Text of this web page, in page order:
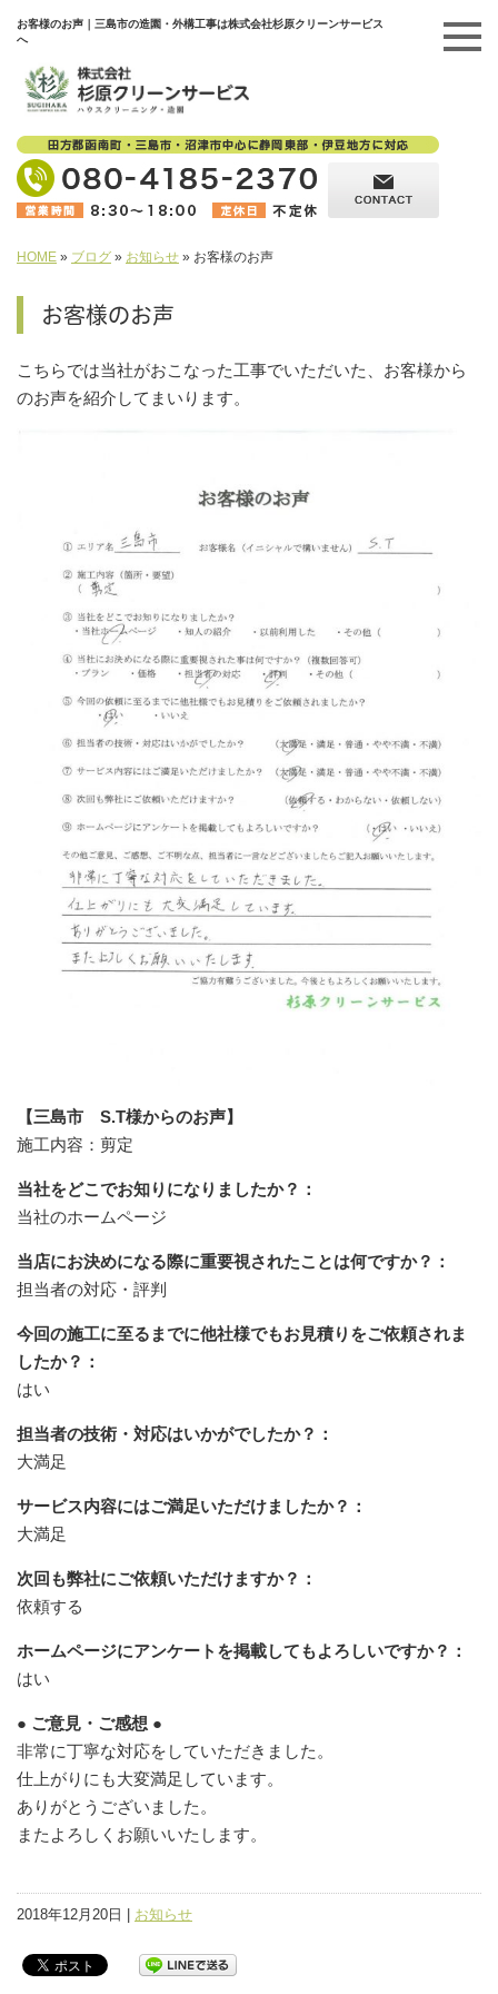
お客様のお声｜三島市の造園・外構工事は株式会社杉原クリーンサービス
へ
HOME » ブログ » お知らせ » お客様のお声
お客様のお声
こちらでは当社がおこなった工事でいただいた、お客様から
のお声を紹介してまいります。
【三島市 S.T様からのお声】
施工内容：剪定
当社をどこでお知りになりましたか？：
当社のホームページ
当店にお決めになる際に重要視されたことは何ですか？：
担当者の対応・評判
今回の施工に至るまでに他社様でもお見積りをご依頼されま
したか？：
はい
担当者の技術・対応はいかがでしたか？：
大満足
サービス内容にはご満足いただけましたか？：
大満足
次回も弊社にご依頼いただけますか？：
依頼する
ホームページにアンケートを掲載してもよろしいですか？：
はい
● ご意見・ご感想 ●
非常に丁寧な対応をしていただきました。
仕上がりにも大変満足しています。
ありがとうございました。
またよろしくお願いいたします。
2018年12月20日 | お知らせ